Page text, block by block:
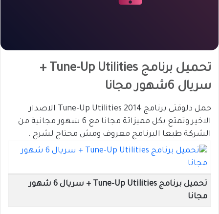
تحميل برنامج Tune-Up Utilities +
سريال 6شهور مجانا
حمل دلوقتى برنامج Tune-Up Utilities 2014 الاصدار
الاخير وتمتع بكل مميزاتة مجانا مع 6 شهور مجانية من
الشركة طبعا البرنامج معروف ومش محتاج لشرح .
تحميل برنامج Tune-Up Utilities + سريال 6 شهور
مجانا